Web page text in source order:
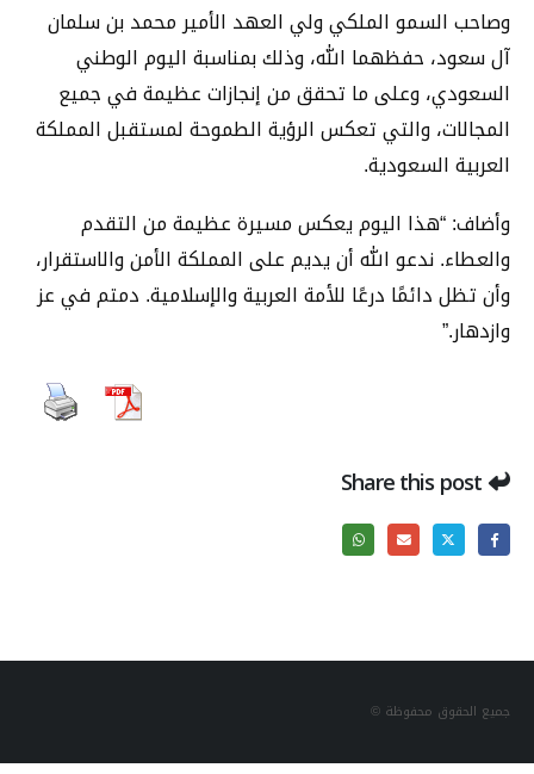
وصاحب السمو الملكي ولي العهد الأمير محمد بن سلمان
آل سعود، حفظهما الله، وذلك بمناسبة اليوم الوطني
السعودي، وعلى ما تحقق من إنجازات عظيمة في جميع
المجالات، والتي تعكس الرؤية الطموحة لمستقبل المملكة
العربية السعودية.
‏وأضاف: “هذا اليوم يعكس مسيرة عظيمة من التقدم
والعطاء. ندعو الله أن يديم على المملكة الأمن والاستقرار،
وأن تظل دائمًا درعًا للأمة العربية والإسلامية. دمتم في عز
وازدهار.”
Share this post
جميع الحقوق محفوظة ©